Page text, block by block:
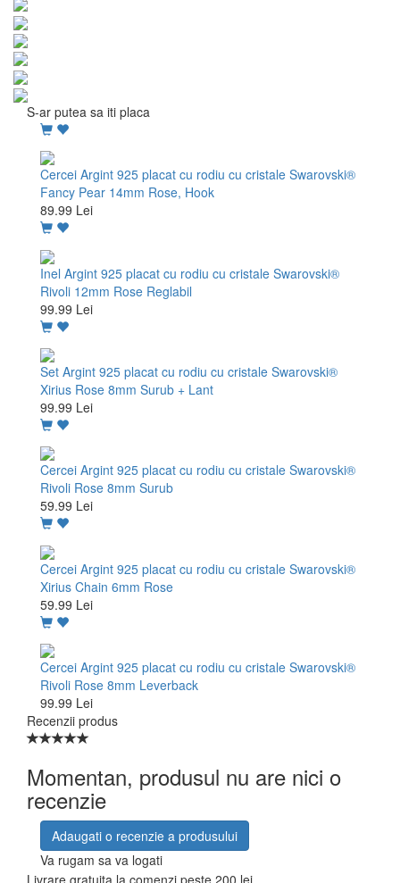
S-ar putea sa iti placa
Cercei Argint 925 placat cu rodiu cu cristale Swarovski®
Fancy Pear 14mm Rose, Hook
89.99 Lei
Inel Argint 925 placat cu rodiu cu cristale Swarovski®
Rivoli 12mm Rose Reglabil
99.99 Lei
Set Argint 925 placat cu rodiu cu cristale Swarovski®
Xirius Rose 8mm Surub + Lant
99.99 Lei
Cercei Argint 925 placat cu rodiu cu cristale Swarovski®
Rivoli Rose 8mm Surub
59.99 Lei
Cercei Argint 925 placat cu rodiu cu cristale Swarovski®
Xirius Chain 6mm Rose
59.99 Lei
Cercei Argint 925 placat cu rodiu cu cristale Swarovski®
Rivoli Rose 8mm Leverback
99.99 Lei
Recenzii produs
Momentan, produsul nu are nici o
recenzie
Adaugati o recenzie a produsului
Va rugam sa va logati
Livrare gratuita la comenzi peste 200 lei